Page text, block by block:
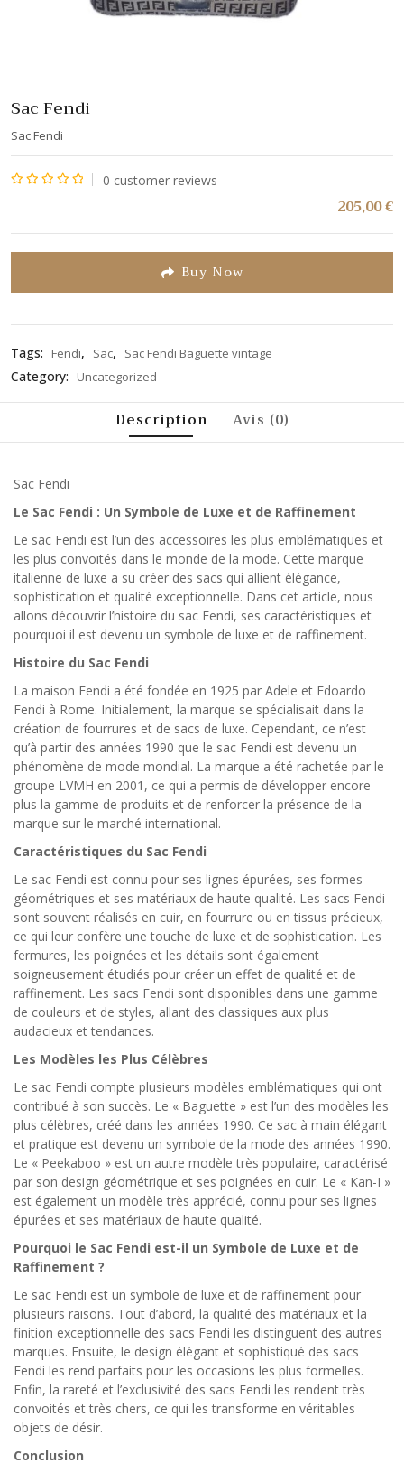
Sac Fendi
Sac Fendi
0 customer reviews
205,00€
Buy Now
Tags: Fendi, Sac, Sac Fendi Baguette vintage
Category: Uncategorized
Description Avis (0)
Sac Fendi
Le Sac Fendi : Un Symbole de Luxe et de Raffinement
Le sac Fendi est l’un des accessoires les plus emblématiques et
les plus convoités dans le monde de la mode. Cette marque
italienne de luxe a su créer des sacs qui allient élégance,
sophistication et qualité exceptionnelle. Dans cet article, nous
allons découvrir l’histoire du sac Fendi, ses caractéristiques et
pourquoi il est devenu un symbole de luxe et de raffinement.
Histoire du Sac Fendi
La maison Fendi a été fondée en 1925 par Adele et Edoardo
Fendi à Rome. Initialement, la marque se spécialisait dans la
création de fourrures et de sacs de luxe. Cependant, ce n’est
qu’à partir des années 1990 que le sac Fendi est devenu un
phénomène de mode mondial. La marque a été rachetée par le
groupe LVMH en 2001, ce qui a permis de développer encore
plus la gamme de produits et de renforcer la présence de la
marque sur le marché international.
Caractéristiques du Sac Fendi
Le sac Fendi est connu pour ses lignes épurées, ses formes
géométriques et ses matériaux de haute qualité. Les sacs Fendi
sont souvent réalisés en cuir, en fourrure ou en tissus précieux,
ce qui leur confère une touche de luxe et de sophistication. Les
fermures, les poignées et les détails sont également
soigneusement étudiés pour créer un effet de qualité et de
raffinement. Les sacs Fendi sont disponibles dans une gamme
de couleurs et de styles, allant des classiques aux plus
audacieux et tendances.
Les Modèles les Plus Célèbres
Le sac Fendi compte plusieurs modèles emblématiques qui ont
contribué à son succès. Le « Baguette » est l’un des modèles les
plus célèbres, créé dans les années 1990. Ce sac à main élégant
et pratique est devenu un symbole de la mode des années 1990.
Le « Peekaboo » est un autre modèle très populaire, caractérisé
par son design géométrique et ses poignées en cuir. Le « Kan-I »
est également un modèle très apprécié, connu pour ses lignes
épurées et ses matériaux de haute qualité.
Pourquoi le Sac Fendi est-il un Symbole de Luxe et de
Raffinement ?
Le sac Fendi est un symbole de luxe et de raffinement pour
plusieurs raisons. Tout d’abord, la qualité des matériaux et la
finition exceptionnelle des sacs Fendi les distinguent des autres
marques. Ensuite, le design élégant et sophistiqué des sacs
Fendi les rend parfaits pour les occasions les plus formelles.
Enfin, la rareté et l’exclusivité des sacs Fendi les rendent très
convoités et très chers, ce qui les transforme en véritables
objets de désir.
Conclusion